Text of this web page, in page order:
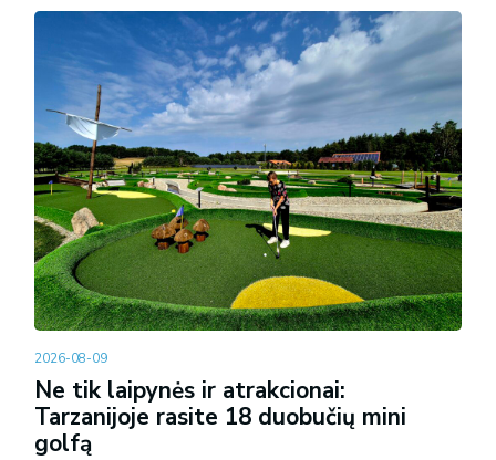
2026-08-09
Ne tik laipynės ir atrakcionai:
Tarzanijoje rasite 18 duobučių mini
golfą